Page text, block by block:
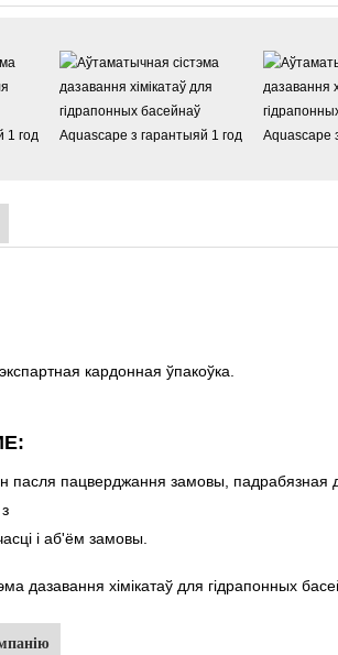
кардонная ўпакоўка.
пасля пацверджання замовы, падрабязная
і аб'ём замовы.